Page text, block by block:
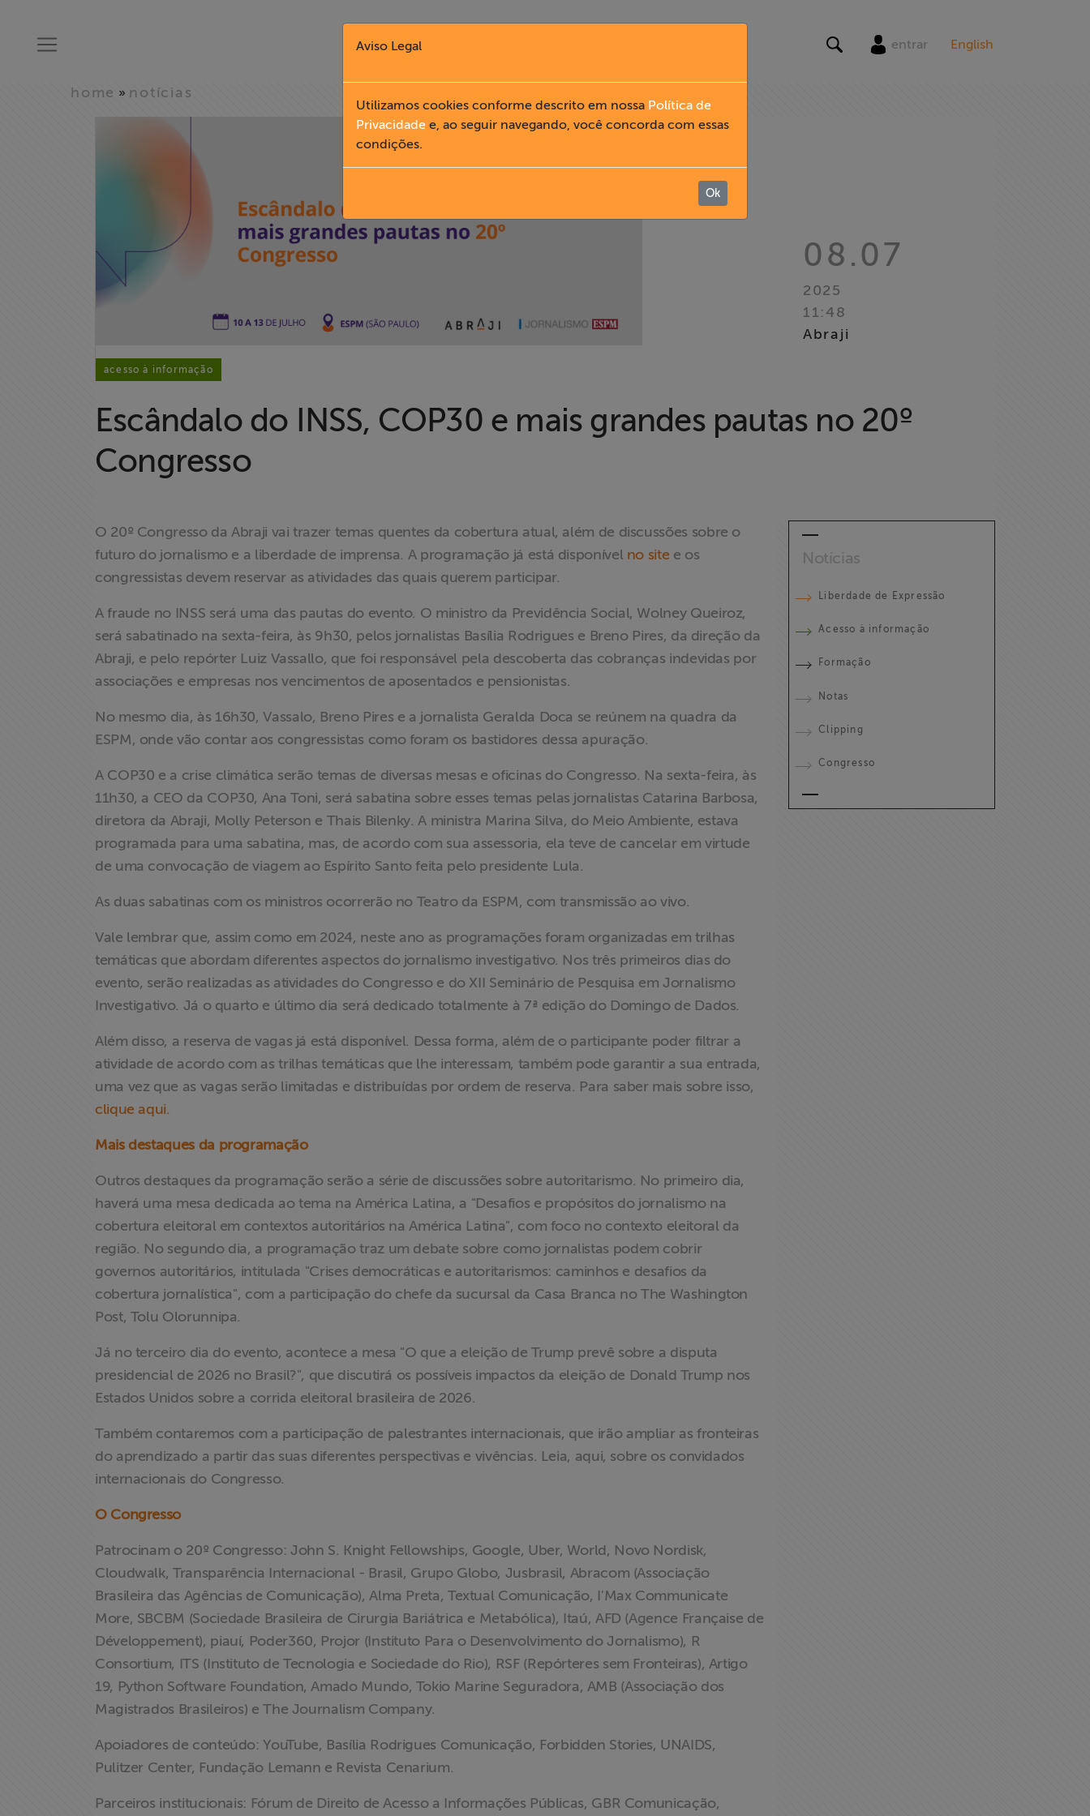
Liberdade de
Proteção Legal
Homenageados
>> Conteúdo
Assine a nossa
Fale Conosco
entrar English
home » notícias
08.07
2025
11:48
Abraji
acesso à informação
Escândalo do INSS, COP30 e mais grandes pautas no 20º
Congresso
O 20º Congresso da Abraji vai trazer temas quentes da cobertura atual, além de discussões sobre o
futuro do jornalismo e a liberdade de imprensa. A programação já está disponível no site e os
congressistas devem reservar as atividades das quais querem participar.
A fraude no INSS será uma das pautas do evento. O ministro da Previdência Social, Wolney Queiroz,
será sabatinado na sexta-feira, às 9h30, pelos jornalistas Basília Rodrigues e Breno Pires, da direção da
Abraji, e pelo repórter Luiz Vassallo, que foi responsável pela descoberta das cobranças indevidas por
associações e empresas nos vencimentos de aposentados e pensionistas.
No mesmo dia, às 16h30, Vassalo, Breno Pires e a jornalista Geralda Doca se reúnem na quadra da
ESPM, onde vão contar aos congressistas como foram os bastidores dessa apuração.
A COP30 e a crise climática serão temas de diversas mesas e oficinas do Congresso. Na sexta-feira, às
11h30, a CEO da COP30, Ana Toni, será sabatina sobre esses temas pelas jornalistas Catarina Barbosa,
diretora da Abraji, Molly Peterson e Thais Bilenky. A ministra Marina Silva, do Meio Ambiente, estava
programada para uma sabatina, mas, de acordo com sua assessoria, ela teve de cancelar em virtude
de uma convocação de viagem ao Espírito Santo feita pelo presidente Lula.
As duas sabatinas com os ministros ocorrerão no Teatro da ESPM, com transmissão ao vivo.
Vale lembrar que, assim como em 2024, neste ano as programações foram organizadas em trilhas
temáticas que abordam diferentes aspectos do jornalismo investigativo. Nos três primeiros dias do
evento, serão realizadas as atividades do Congresso e do XII Seminário de Pesquisa em Jornalismo
Investigativo. Já o quarto e último dia será dedicado totalmente à 7ª edição do Domingo de Dados.
Além disso, a reserva de vagas já está disponível. Dessa forma, além de o participante poder filtrar a
atividade de acordo com as trilhas temáticas que lhe interessam, também pode garantir a sua entrada,
uma vez que as vagas serão limitadas e distribuídas por ordem de reserva. Para saber mais sobre isso,
clique aqui.
Mais destaques da programação
Outros destaques da programação serão a série de discussões sobre autoritarismo. No primeiro dia,
haverá uma mesa dedicada ao tema na América Latina, a "Desafios e propósitos do jornalismo na
cobertura eleitoral em contextos autoritários na América Latina", com foco no contexto eleitoral da
região. No segundo dia, a programação traz um debate sobre como jornalistas podem cobrir
governos autoritários, intitulada "Crises democráticas e autoritarismos: caminhos e desafios da
cobertura jornalística", com a participação do chefe da sucursal da Casa Branca no The Washington
Post, Tolu Olorunnipa.
Já no terceiro dia do evento, acontece a mesa "O que a eleição de Trump prevê sobre a disputa
presidencial de 2026 no Brasil?", que discutirá os possíveis impactos da eleição de Donald Trump nos
Estados Unidos sobre a corrida eleitoral brasileira de 2026.
Também contaremos com a participação de palestrantes internacionais, que irão ampliar as fronteiras
do aprendizado a partir das suas diferentes perspectivas e vivências. Leia, aqui, sobre os convidados
internacionais do Congresso.
O Congresso
Patrocinam o 20º Congresso: John S. Knight Fellowships, Google, Uber, World, Novo Nordisk,
Cloudwalk, Transparência Internacional - Brasil, Grupo Globo, Jusbrasil, Abracom (Associação
Brasileira das Agências de Comunicação), Alma Preta, Textual Comunicação, I'Max Communicate
More, SBCBM (Sociedade Brasileira de Cirurgia Bariátrica e Metabólica), Itaú, AFD (Agence Française de
Développement), piauí, Poder360, Projor (Instituto Para o Desenvolvimento do Jornalismo), R
Consortium, ITS (Instituto de Tecnologia e Sociedade do Rio), RSF (Repórteres sem Fronteiras), Artigo
19, Python Software Foundation, Amado Mundo, Tokio Marine Seguradora, AMB (Associação dos
Magistrados Brasileiros) e The Journalism Company.
Apoiadores de conteúdo: YouTube, Basília Rodrigues Comunicação, Forbidden Stories, UNAIDS,
Pulitzer Center, Fundação Lemann e Revista Cenarium.
Parceiros institucionais: Fórum de Direito de Acesso a Informações Públicas, GBR Comunicação,
Notícias
Liberdade de Expressão
Acesso à informação
Formação
Notas
Clipping
Congresso
Aviso Legal
Utilizamos cookies conforme descrito em nossa Política de
Privacidade e, ao seguir navegando, você concorda com essas
condições.
Ok